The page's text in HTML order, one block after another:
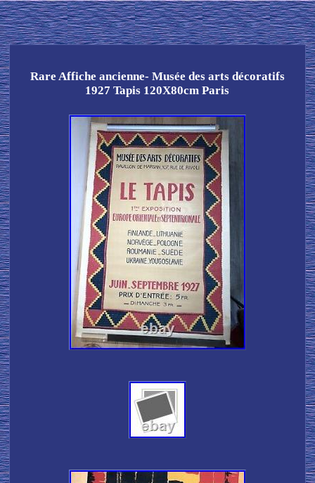
Rare Affiche ancienne- Musée des arts décoratifs
1927 Tapis 120X80cm Paris